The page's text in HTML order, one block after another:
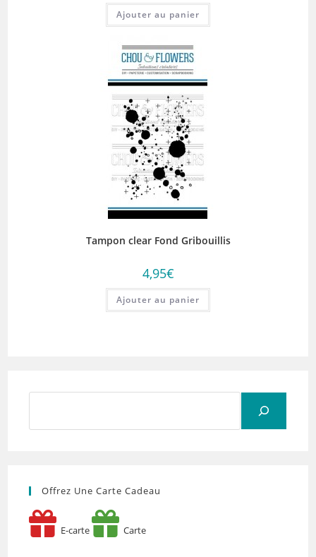
Ajouter au panier
Tampon clear Fond Gribouillis
4,95€
Ajouter au panier
Offrez Une Carte Cadeau
E-carte Carte